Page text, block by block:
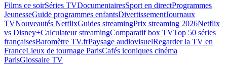
Films ce soirSéries TVDocumentairesSport en directProgrammes
JeunesseGuide programmes enfantsDivertissementJournaux
TVNouveautés NetflixGuides streamingPrix streaming 2026Netflix
vs Disney+Calculateur streamingComparatif box TVTop 50 séries
françaisesBaromètre TV.frPaysage audiovisuelRegarder la TV en
FranceLieux de tournage ParisCafés iconiques cinéma
ParisGlossaire TV